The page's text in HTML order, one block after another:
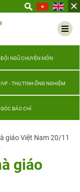
ĐỘI NGŨ CHUYÊN MÔN
IVF - THỤ TINH ỐNG NGHIỆM
GÓC BÁO CHÍ
giáo Việt Nam 20/11
giáo